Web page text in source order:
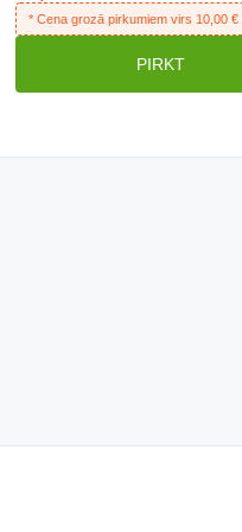
N80
* Cena grozā pirkumiem virs 10,00 €
PIRKT